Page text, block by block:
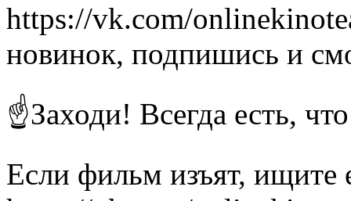
https://vk.com/
новинок, подпишись и
☝Заходи! Всегда есть,
Если фильм изъят, ищите